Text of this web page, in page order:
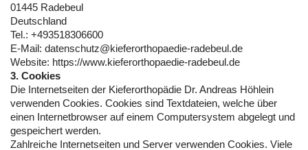
01445 Radebeul
Deutschland
Tel.: +493518306600
E-Mail: datenschutz@kieferorthopaedie-radebeul.de
Website: https://www.kieferorthopaedie-radebeul.de
3. Cookies
Die Internetseiten der Kieferorthopädie Dr. Andreas Höhlein
verwenden Cookies. Cookies sind Textdateien, welche über
einen Internetbrowser auf einem Computersystem abgelegt und
gespeichert werden.
Zahlreiche Internetseiten und Server verwenden Cookies. Viele